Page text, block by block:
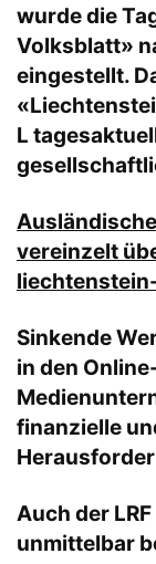
wurde die
Volksblatt»
eingestellt.
L
vereinzelt
Sinkende
in den
finanzielle
Auch der
unmittelbar